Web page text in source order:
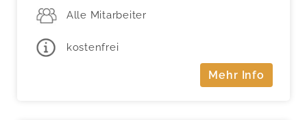
Alle Mitarbeiter
kostenfrei
Mehr Info